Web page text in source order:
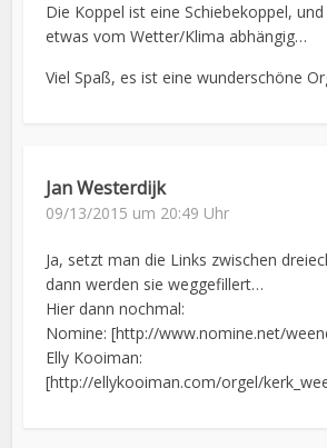
Die Koppel ist eine Schiebekoppel,
etwas vom Wetter/Klima abhängig…
Viel Spaß, es ist eine wunderschöne
Jan Westerdijk
09/13/2015 um 20:49 Uhr
Ja, setzt man die Links zwischen
dann werden sie weggefillert…
Hier dann nochmal:
Nomine: [http://www.nomine.net/
Elly Kooiman:
[http://ellykooiman.com/orgel/